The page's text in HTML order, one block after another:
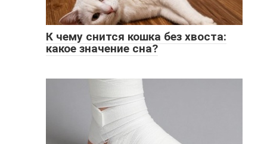
К чему снится кошка без хвоста:
какое значение сна?